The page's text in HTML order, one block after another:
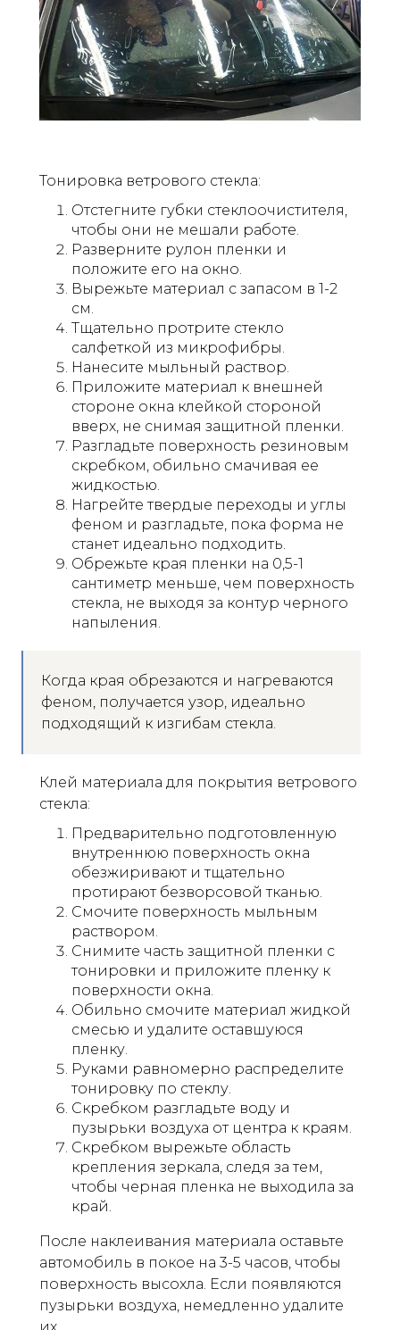
Тонировка ветрового стекла:
Отстегните губки стеклоочистителя,
чтобы они не мешали работе.
Разверните рулон пленки и
положите его на окно.
Вырежьте материал с запасом в 1-2
см.
Тщательно протрите стекло
салфеткой из микрофибры.
Нанесите мыльный раствор.
Приложите материал к внешней
стороне окна клейкой стороной
вверх, не снимая защитной пленки.
Разгладьте поверхность резиновым
скребком, обильно смачивая ее
жидкостью.
Нагрейте твердые переходы и углы
феном и разгладьте, пока форма не
станет идеально подходить.
Обрежьте края пленки на 0,5-1
сантиметр меньше, чем поверхность
стекла, не выходя за контур черного
напыления.
Когда края обрезаются и нагреваются
феном, получается узор, идеально
подходящий к изгибам стекла.
Клей материала для покрытия ветрового
стекла:
Предварительно подготовленную
внутреннюю поверхность окна
обезжиривают и тщательно
протирают безворсовой тканью.
Смочите поверхность мыльным
раствором.
Снимите часть защитной пленки с
тонировки и приложите пленку к
поверхности окна.
Обильно смочите материал жидкой
смесью и удалите оставшуюся
пленку.
Руками равномерно распределите
тонировку по стеклу.
Скребком разгладьте воду и
пузырьки воздуха от центра к краям.
Скребком вырежьте область
крепления зеркала, следя за тем,
чтобы черная пленка не выходила за
край.
После наклеивания материала оставьте
автомобиль в покое на 3-5 часов, чтобы
поверхность высохла. Если появляются
пузырьки воздуха, немедленно удалите